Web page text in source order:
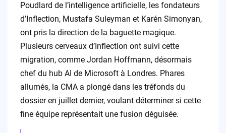
Poudlard de l’intelligence artificielle, les fondateurs
d’Inflection, Mustafa Suleyman et Karén Simonyan,
ont pris la direction de la baguette magique.
Plusieurs cerveaux d’Inflection ont suivi cette
migration, comme Jordan Hoffmann, désormais
chef du hub AI de Microsoft à Londres. Phares
allumés, la CMA a plongé dans les tréfonds du
dossier en juillet dernier, voulant déterminer si cette
fine équipe représentait une fusion déguisée.